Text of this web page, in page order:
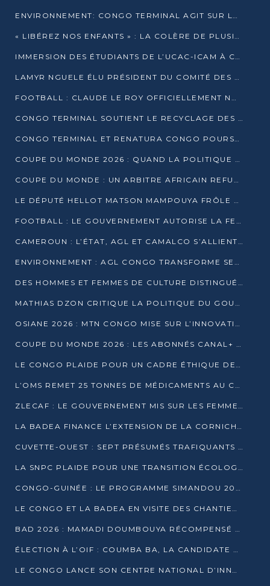
ENVIRONNEMENT: CONGO TERMINAL AGIT SUR LE TERRAIN ET FORME LES PLUS JEUNES
« LIBÉREZ NOS ENFANTS » : LA COLÈRE DE PLUSIEURS MÈRES À BRAZZAVILLE CONTRE LA DGSP
IMMERSION DES ÉTUDIANTS DE L’UCAC-ICAM À CONGO TERMINAL
LAMYR NGUELE ÉLU PRÉSIDENT DU COMITÉ DES MEMBRES D’HONNEUR DU PCT
FOOTBALL : CLAUDE LE ROY OFFICIELLEMENT NOMMÉ SÉLECTIONNEUR DU CONGO
CONGO TERMINAL SOUTIENT LE RECYCLAGE DES DÉCHETS PLASTIQUES À POINTE-NOIRE
CONGO TERMINAL ET RENATURA CONGO POURSUIVENT LEUR COMBAT POUR LA BIODIVERSITÉ
COUPE DU MONDE 2026 : QUAND LA POLITIQUE MENACE L’UNIVERSALITÉ DU FOOTBALL
COUPE DU MONDE : UN ARBITRE AFRICAIN REFUSÉ À L’ENTRÉE DES ÉTATS-UNIS
LE DÉPUTÉ HELLOT MATSON MAMPOUYA FRÔLE LA MORT LORS D’UNE EMBUSCADE DZNS LE POOL
FOOTBALL : LE GOUVERNEMENT AUTORISE LA FECOFOOT À OCCUPER LES COMPLEXES SPORTIFS
CAMEROUN : L’ÉTAT, AGL ET CAMALCO S’ALLIENT POUR UN MÉGA-PROJET FERROVIAIRE
ENVIRONNEMENT : AGL CONGO TRANSFORME SES DÉCHETS EN OUTILS DE FORMATION
DES HOMMES ET FEMMES DE CULTURE DISTINGUÉS POUR LEUR ENGAGEMENT PAR BANTOU CULTURE
MATHIAS DZON CRITIQUE LA POLITIQUE DU GOUVERNEMENT ET ALERTE SUR LA DETTE DU CONGO
OSIANE 2026 : MTN CONGO MISE SUR L’INNOVATION POUR RELEVER LES DÉFIS AFRICAINS
COUPE DU MONDE 2026 : LES ABONNÉS CANAL+ AU CONGO DÉÇUS À QUELQUES JOURS DU COUP D’ENVOI
LE CONGO PLAIDE POUR UN CADRE ÉTHIQUE DE L’INTELLIGENCE ARTIFICIELLE À DAKAR
L’OMS REMET 25 TONNES DE MÉDICAMENTS AU CONGO POUR RENFORCER LA RIPOSTE AUX ÉPIDÉMIES
ZLECAF : LE GOUVERNEMENT MIS SUR LES FEMMES ENTREPRENEURES
LA BADEA FINANCE L’EXTENSION DE LA CORNICHE SUD DE BRAZZAVILLE
CUVETTE-OUEST : SEPT PRÉSUMÉS TRAFIQUANTS DE FAUNE INTERPELLÉS À EWO ET KELLÉ
LA SNPC PLAIDE POUR UNE TRANSITION ÉCOLOGIQUE PROGRESSIVE
CONGO-GUINÉE : LE PROGRAMME SIMANDOU 2040 AU CŒUR DES ÉCHANGES À LA BAD
LE CONGO ET LA BADEA EN VISITE DES CHANTIERS
BAD 2026 : MAMADI DOUMBOUYA RÉCOMPENSÉ PAR LE TROPHÉE BABACAR NDIAYE À BRAZZAVILLE
ÉLECTION À L’OIF : COUMBA BA, LA CANDIDATE DISCRÈTE QUI BOUSCULE LE JEU DIPLOMATIQUE
LE CONGO LANCE SON CENTRE NATIONAL D’INNOVATION